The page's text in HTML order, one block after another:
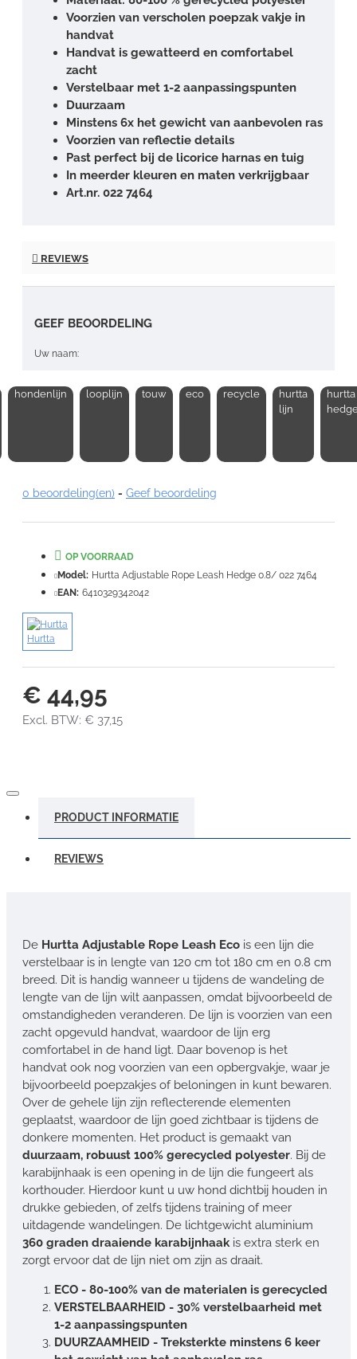
Voorzien van verscholen poepzak vakje in
handvat
Handvat is gewatteerd en comfortabel
zacht
Verstelbaar met 1-2 aanpassingspunten
Duurzaam
Minstens 6x het gewicht van aanbevolen ras
Voorzien van reflectie details
Past perfect bij de licorice harnas en tuig
In meerder kleuren en maten verkrijgbaar
Art.nr. 022 7464
REVIEWS
GEEF BEOORDELING
Uw naam:
Opmerking:
VERDER
hondenlijn looplijn touw eco recycle
hurtta
lijn
hurtta
0 beoordeling(en) - Geef beoordeling
€ 44,95
Excl. BTW: € 37,15
OP VOORRAAD
Model: Hurtta Adjustable Rope Leash Hedge 0.8/ 022 7464
EAN: 6410329342042
Hurtta
PRODUCT INFORMATIE
REVIEWS
De Hurtta Adjustable Rope Leash Eco is een lijn die
verstelbaar is in lengte van 120 cm tot 180 cm en 0.8 cm
breed. Dit is handig wanneer u tijdens de wandeling de
lengte van de lijn wilt aanpassen, omdat bijvoorbeeld de
omstandigheden veranderen. De lijn is voorzien van een
zacht opgevuld handvat, waardoor de lijn erg
comfortabel in de hand ligt. Daar bovenop is het
handvat ook nog voorzien van een opbergvakje, waar je
bijvoorbeeld poepzakjes of beloningen in kunt bewaren.
Over de gehele lijn zijn reflecterende elementen
geplaatst, waardoor de lijn goed zichtbaar is tijdens de
donkere momenten. Het product is gemaakt van
duurzaam, robuust 100% gerecycled polyester. Bij de
karabijnhaak is een opening in de lijn die fungeert als
korthouder. Hierdoor kunt u uw hond dichtbij houden in
drukke gebieden, of zelfs tijdens training of meer
uitdagende wandelingen. De lichtgewicht aluminium
360 graden draaiende karabijnhaakis extra sterk en
zorgt ervoor dat de lijn niet om zijn as draait.
ECO - 80-100% van de materialen is gerecycled
VERSTELBAARHEID - 30% verstelbaarheid met
1-2 aanpassingspunten
DUURZAAMHEID - Treksterkte minstens 6 keer